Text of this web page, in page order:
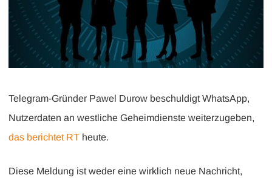
Telegram-Gründer Pawel Durow beschuldigt WhatsApp,
Nutzerdaten an westliche Geheimdienste weiterzugeben,
das berichtet RT heute.
Diese Meldung ist weder eine wirklich neue Nachricht,